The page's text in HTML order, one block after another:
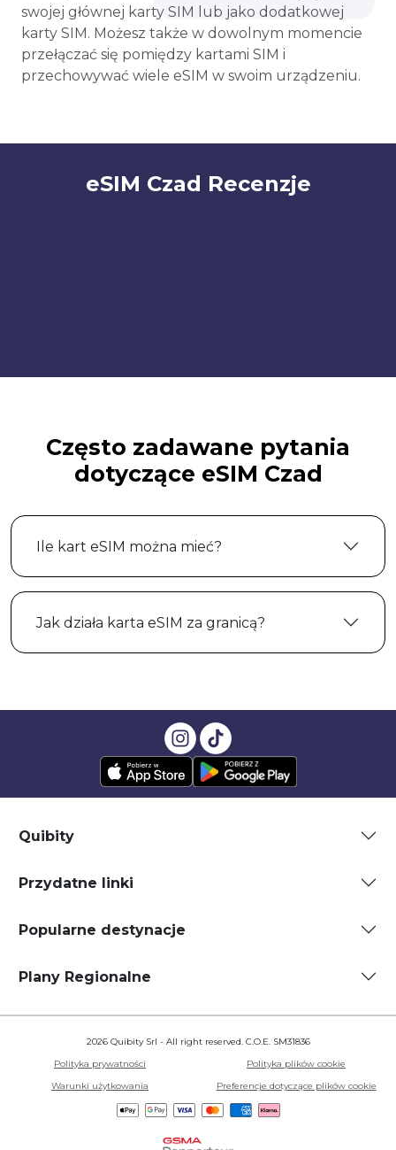
swojej głównej karty SIM lub jako dodatkowej
karty SIM. Możesz także w dowolnym momencie
przełączać się pomiędzy kartami SIM i
przechowywać wiele eSIM w swoim urządzeniu.
eSIM Czad Recenzje
Często zadawane pytania
dotyczące eSIM Czad
Ile kart eSIM można mieć?
Jak działa karta eSIM za granicą?
Quibity
Przydatne linki
Popularne destynacje
Plany Regionalne
2026 Quibity Srl - All right reserved. C.O.E. SM31836
Polityka prywatności
Polityka plików cookie
Warunki użytkowania
Preferencje dotyczące plików cookie